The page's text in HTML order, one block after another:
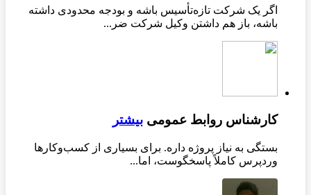
اگر یک شرکت تازه‌تأسیس باشه و بودجه محدودی داشته
باشه، باز هم داشتن وکیل شرکت ضر...
کارشناس روابط عمومی بیشتر
بستگی به نیاز پروژه داره. برای بسیاری از کسب‌وکارها
وردپرس کاملاً پاسخگوست، اما...